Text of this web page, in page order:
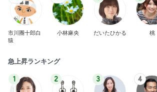
市川團十郎白
猿
小林麻央 だいたひかる 桃
急上昇ランキング
1 2 3 4